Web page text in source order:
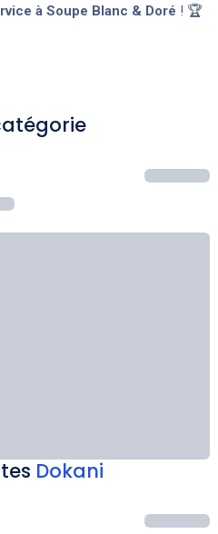
à Soupe Blanc & Doré ! 🏆
Dokani